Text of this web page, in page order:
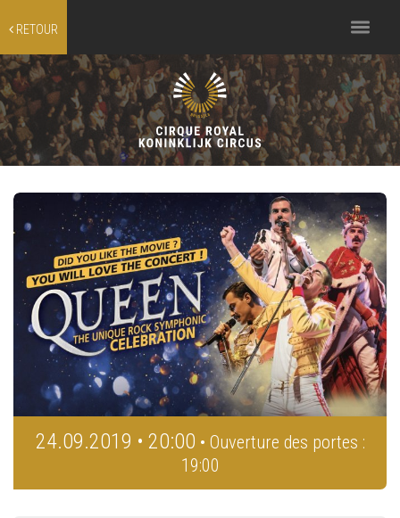
RETOUR
Toggle
navigation
24.09.2019 • 20:00 • Ouverture des portes :
19:00